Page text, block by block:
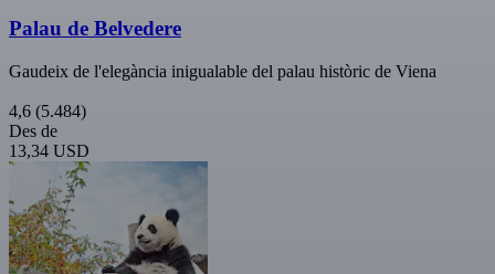
Palau de Belvedere
Gaudeix de l'elegància inigualable del palau històric de Viena
4,6 (5.484)
Des de
13,34 USD